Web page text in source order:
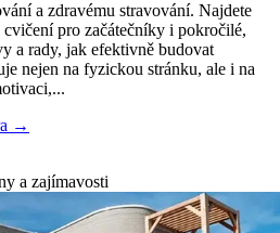
a zdravému stravování. Najdete
pro začátečníky i pokročilé,
a rady, jak efektivně budovat
nejen na fyzickou stránku, ale i na
→
a zajímavosti